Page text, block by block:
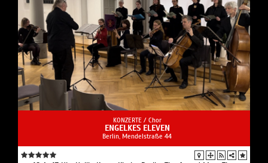
KONZERTE / Chor
ENGELKES ELEVEN
Berlin, Mendelstraße 44